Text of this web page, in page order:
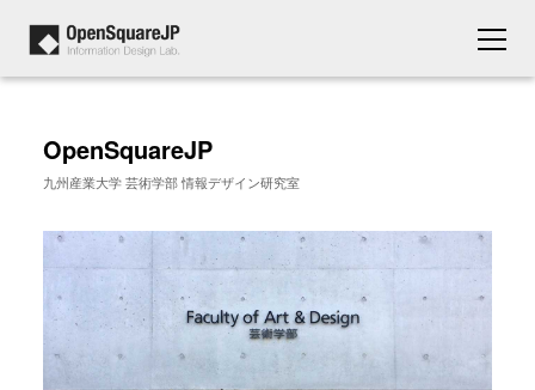
OpenSquareJP
九州産業大学 芸術学部 情報デザイン研究室